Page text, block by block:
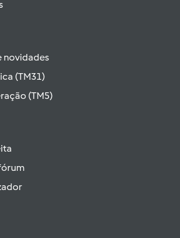
novidades
(TM31)
(TM5)